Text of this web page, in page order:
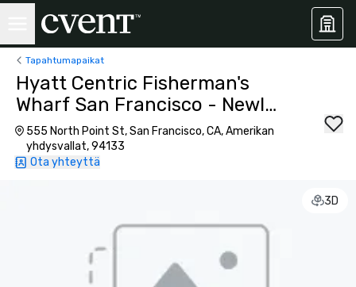
Tapahtumapaikat
Hyatt Centric Fisherman's
Wharf San Francisco - Newly
Renovated
555 North Point St, San Francisco, CA, Amerikan
yhdysvallat, 94133
Ota yhteyttä
3D